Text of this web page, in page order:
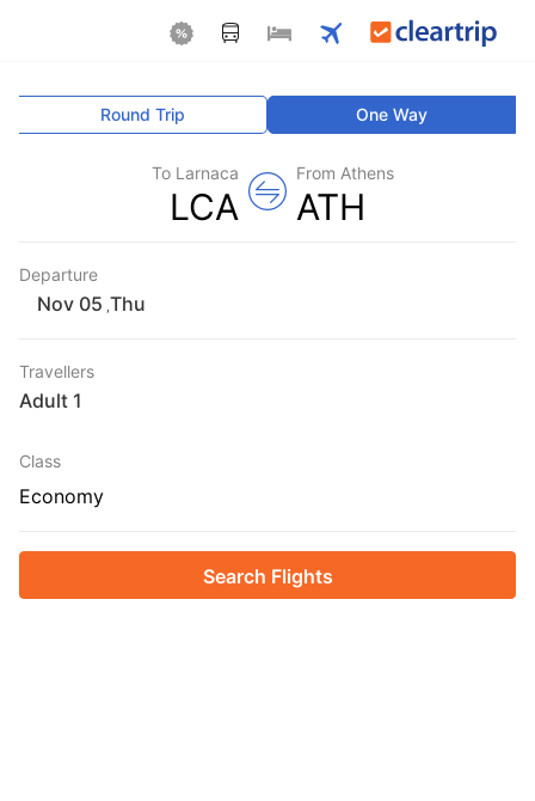
One Way
Round Trip
From Athens
ATH
To Larnaca
LCA
Departure
Thu
Travellers
1 Adult
Class
Economy